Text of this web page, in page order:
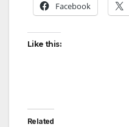
Facebook
Like this:
Related